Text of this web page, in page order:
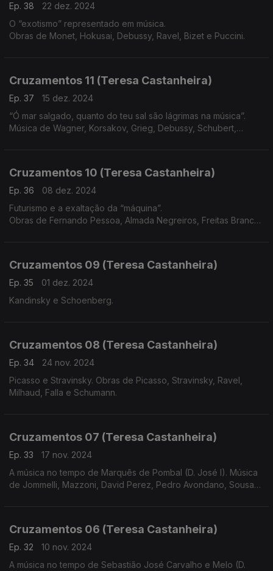
Ep. 38
22 dez. 2024
O “exotismo” representado em música.
Obras de Monet, Hokusai, Debussy, Ravel, Bizet e Puccini.
Cruzamentos 11 (Teresa Castanheira)
Ep. 37
15 dez. 2024
“Ó mar salgado, quanto do teu sal são lágrimas na música”.
Música de Wagner, Korsakov, Grieg, Debussy, Schubert,
Cruzamentos 10 (Teresa Castanheira)
Ep. 36
08 dez. 2024
Futurismo e a exaltação da “máquina”.
Obras de Fernando Pessoa, Almada Negreiros, Freitas Branco,
Cruzamentos 09 (Teresa Castanheira)
Ep. 35
01 dez. 2024
Kandinsky e Schoenberg.
Cruzamentos 08 (Teresa Castanheira)
Ep. 34
24 nov. 2024
Picasso e Stravinsky. Obras de Picasso, Stravinsky, Ravel,
Milhaud, Falla e Schumann.
Cruzamentos 07 (Teresa Castanheira)
Ep. 33
17 nov. 2024
A música no tempo de Marquês de Pombal (D. José I). Música
de Jommelli, Mazzoni, David Perez, Pedro Avondano, Sousa
Cruzamentos 06 (Teresa Castanheira)
Ep. 32
10 nov. 2024
A música no tempo de Sebastião José Carvalho e Melo (D.